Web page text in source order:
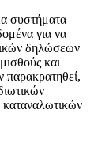
συστήματα
για να
δηλώσεων
και
παρακρατηθεί,
καταναλωτικών